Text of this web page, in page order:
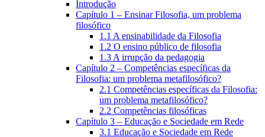
Introdução
Capítulo 1 – Ensinar Filosofia, um problema
filosófico
1.1 A ensinabilidade da Filosofia
1.2 O ensino público de filosofia
1.3 A irrupção da pedagogia
Capítulo 2 – Competências específicas da
Filosofia: um problema metafilosófico?
2.1 Competências específicas da Filosofia:
um problema metafilosófico?
2.2 Competências filosóficas
Capítulo 3 – Educação e Sociedade em Rede
3.1 Educação e Sociedade em Rede